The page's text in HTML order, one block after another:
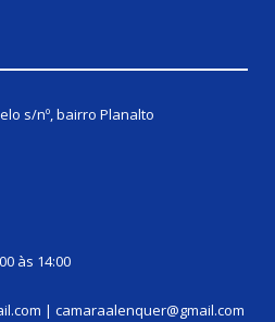
s/nº, bairro Planalto
às 14:00
| camaraalenquer@gmail.com